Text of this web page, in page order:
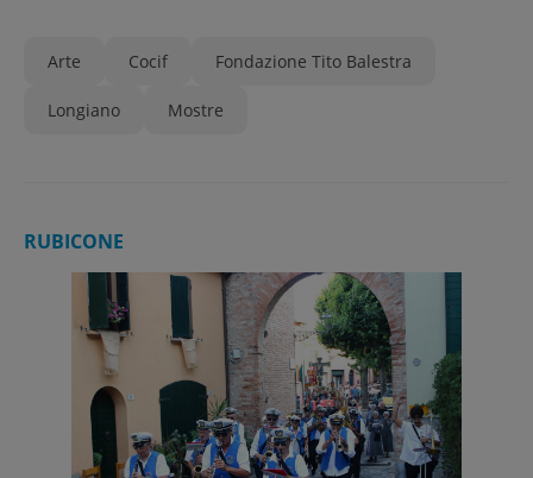
Arte Cocif Fondazione Tito Balestra
Longiano Mostre
RUBICONE